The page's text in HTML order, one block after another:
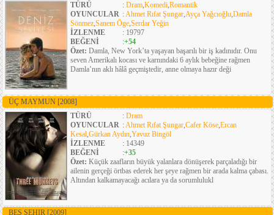
TÜRÜ
: Dram,Komedi,Romantik
OYUNCULAR :Ahmet Rıfat Şungar,Ayça Yağcıoğlu,Damla
Sönmez,Sanem Öge,Serdar Yeğin
İZLENME
: 19797
BEĞENİ
:+54
Özet: Damla, New York’ta yaşayan başarılı bir iş kadınıdır. Onu
seven Amerikalı kocası ve karnındaki 6 aylık bebeğine rağmen
Damla’nın aklı hâlâ geçmiştedir, anne olmaya hazır deği
ÜÇ MAYMUN [2008]
TÜRÜ
: Dram
OYUNCULAR :Ahmet Rıfat Şungar,Cafer Köse,Ercan
Kesal,Gürkan Aydın,Yavuz Bingöl
İZLENME
: 14349
BEĞENİ
:+35
Özet: Küçük zaafların büyük yalanlara dönüşerek parçaladığı bir
ailenin gerçeği örtbas ederek her şeye rağmen bir arada kalma çabası.
Altından kalkamayacağı acılara ya da sorumlulukl
BEŞ ŞEHIR [2009]